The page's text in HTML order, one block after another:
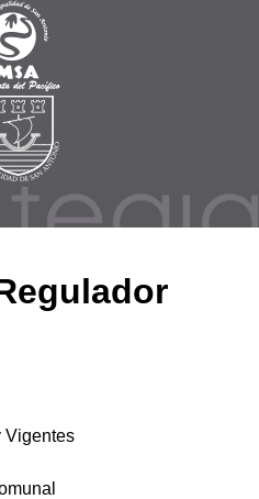
Vigentes